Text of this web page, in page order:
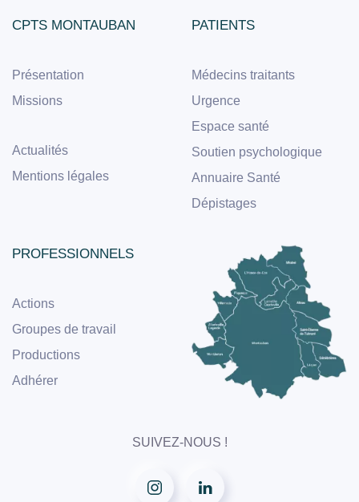
CPTS MONTAUBAN
Présentation
Missions
Actualités
Mentions légales
PATIENTS
Médecins traitants
Urgence
Espace santé
Soutien psychologique
Annuaire Santé
Dépistages
PROFESSIONNELS
Actions
Groupes de travail
Productions
Adhérer
SUIVEZ-NOUS !